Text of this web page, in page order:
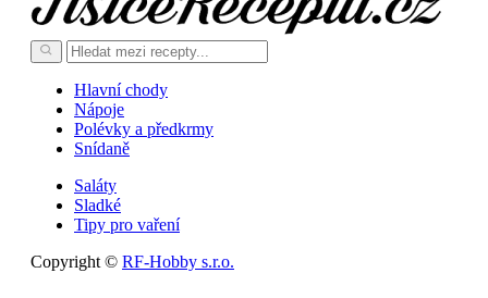
Hlavní chody
Nápoje
Polévky a předkrmy
Snídaně
Saláty
Sladké
Tipy pro vaření
Copyright © RF-Hobby s.r.o.